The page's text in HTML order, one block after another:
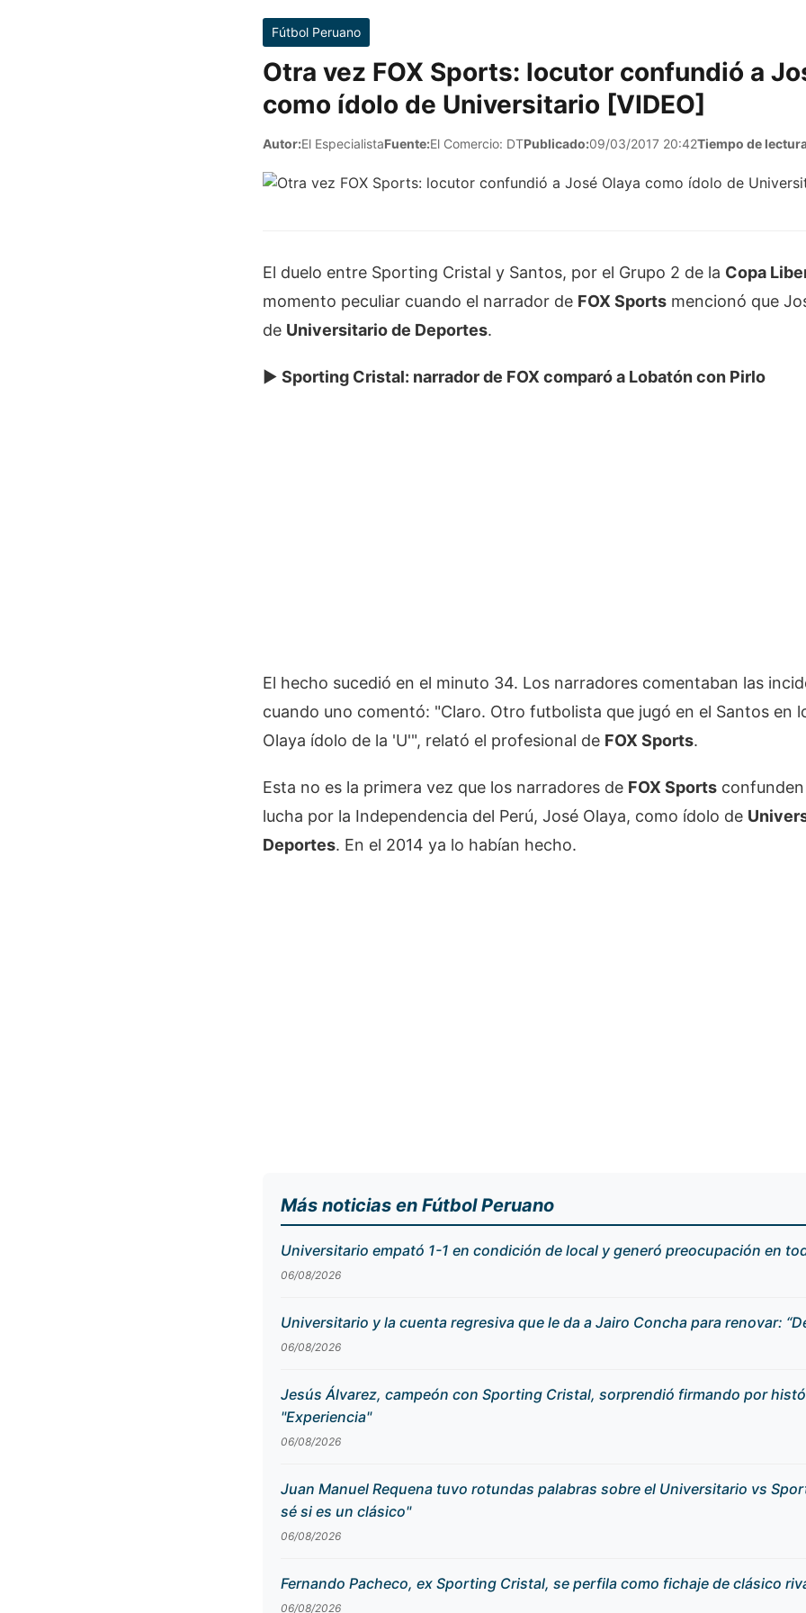
Fútbol Peruano
Otra vez FOX Sports: locutor confundió a
como ídolo de Universitario [VIDEO]
Autor:El EspecialistaFuente:El Comercio: DTPublicado:09/03/2017 20:42Tiempo de
El duelo entre Sporting Cristal y Santos, por el Grupo 2 de la Copa
momento peculiar cuando el narrador de FOX Sports mencionó que
de Universitario de Deportes.
► Sporting Cristal: narrador de FOX comparó a Lobatón con Pirlo
El hecho sucedió en el minuto 34. Los narradores comentaban las
cuando uno comentó: "Claro. Otro futbolista que jugó en el Santos en
Olaya ídolo de la 'U'", relató el profesional de FOX Sports.
Esta no es la primera vez que los narradores de FOX Sports
lucha por la Independencia del Perú, José Olaya, como ídolo de
Deportes. En el 2014 ya lo habían hecho.
Más noticias en Fútbol Peruano
Universitario empató 1-1 en condición de local y generó preocupación en
06/08/2026
Universitario y la cuenta regresiva que le da a Jairo Concha para renovar:
06/08/2026
Jesús Álvarez, campeón con Sporting Cristal, sorprendió firmando por
"Experiencia"
06/08/2026
Juan Manuel Requena tuvo rotundas palabras sobre el Universitario vs
sé si es un clásico"
06/08/2026
Fernando Pacheco, ex Sporting Cristal, se perfila como fichaje de clásico
06/08/2026